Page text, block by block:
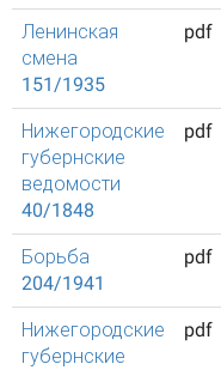
Ленинская
смена
151/1935
pdf
Нижегородские
губернские
ведомости
40/1848
pdf
Борьба
204/1941
pdf
Нижегородские
губернские
pdf